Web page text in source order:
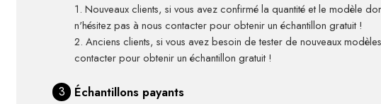
1. Nouveaux clients, si vous avez confirmé la quantité et le modèle
n'hésitez pas à nous contacter pour obtenir un échantillon gratuit !
2. Anciens clients, si vous avez besoin de tester de nouveaux
contacter pour obtenir un échantillon gratuit !
3 Échantillons payants